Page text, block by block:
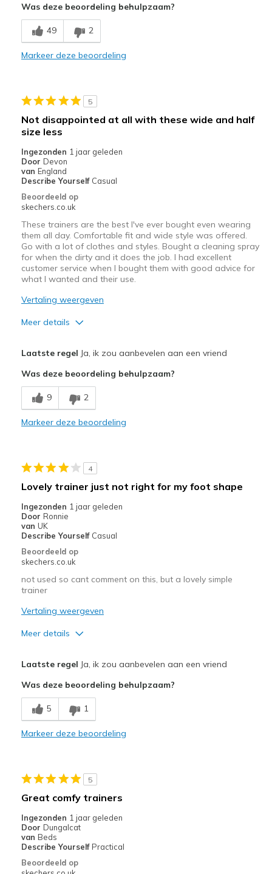
Minpunten
Wear Out Quickly
Width
Feels true to width
Was deze beoordeling behulpzaam?
49 2
Markeer deze beoordeling
5
Not disappointed at all with these wide and half
size less
Ingezonden 1 jaar geleden
Door Devon
van England
Describe Yourself Casual
Beoordeeld op
skechers.co.uk
These trainers are the best I've ever bought even wearing
them all day. Comfortable fit and wide style was offered.
Go with a lot of clothes and styles. Bought a cleaning spray
for when the dirty and it does the job. I had excellent
customer service when I bought them with good advice for
what I wanted and their use.
Vertaling weergeven
Meer details
Breathe Well
Comfortable
Minpunten
No problems at all fit brilliant
Beste toepassingen
Casual Wear
Width
Sizing
Feels true to size
Laatste regel Ja, ik zou aanbevelen aan een vriend
Was deze beoordeling behulpzaam?
9 2
Markeer deze beoordeling
4
Lovely trainer just not right for my foot shape
Ingezonden 1 jaar geleden
Door Ronnie
van UK
Describe Yourself Casual
Beoordeeld op
skechers.co.uk
not used so cant comment on this, but a lovely simple
trainer
Vertaling weergeven
Meer details
Stylish
Beste toepassingen
Casual Wear
View On Shoes
I'm Into Shoes
Laatste regel Ja, ik zou aanbevelen aan een vriend
Was deze beoordeling behulpzaam?
5 1
Markeer deze beoordeling
5
Great comfy trainers
Ingezonden 1 jaar geleden
Door Dungalcat
van Beds
Describe Yourself Practical
Beoordeeld op